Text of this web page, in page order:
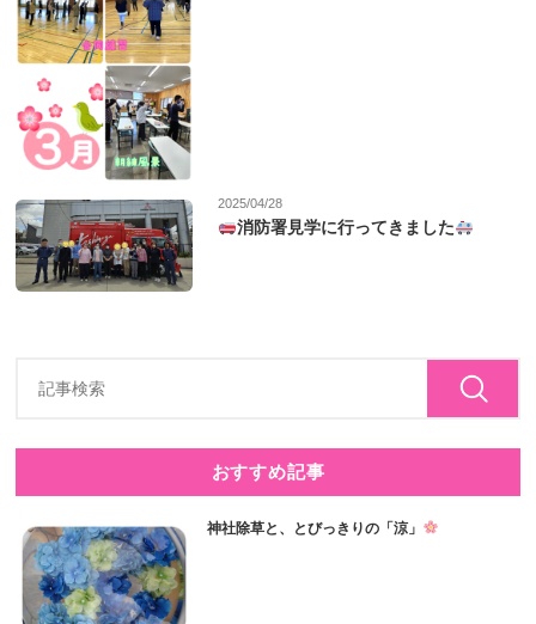
2025/04/28
消防署見学に行ってきました
おすすめ記事
神社除草と、とびっきりの「涼」